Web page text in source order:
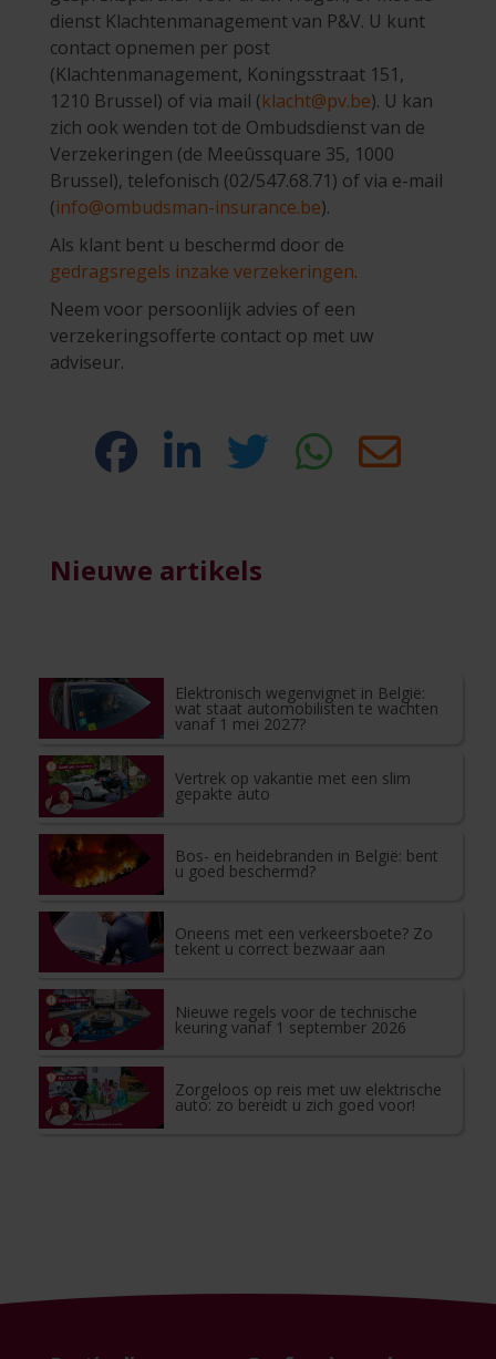
dienst Klachtenmanagement van P&V. U kunt
contact opnemen per post
(Klachtenmanagement, Koningsstraat 151,
1210 Brussel) of via mail (klacht@pv.be). U kan
zich ook wenden tot de Ombudsdienst van de
Verzekeringen (de Meeûssquare 35, 1000
Brussel), telefonisch (02/547.68.71) of via e-mail
(info@ombudsman-insurance.be).
Als klant bent u beschermd door de
gedragsregels inzake verzekeringen.
Neem voor persoonlijk advies of een
verzekeringsofferte contact op met uw
adviseur.
Nieuwe artikels
Elektronisch wegenvignet in België:
wat staat automobilisten te wachten
vanaf 1 mei 2027?
Vertrek op vakantie met een slim
gepakte auto
Bos- en heidebranden in België: bent
u goed beschermd?
Oneens met een verkeersboete? Zo
tekent u correct bezwaar aan
Nieuwe regels voor de technische
keuring vanaf 1 september 2026
Zorgeloos op reis met uw elektrische
auto: zo bereidt u zich goed voor!